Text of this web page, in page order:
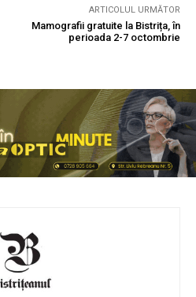
ARTICOLUL URMĂTOR
Mamografii gratuite la Bistrița, în
perioada 2-7 octombrie